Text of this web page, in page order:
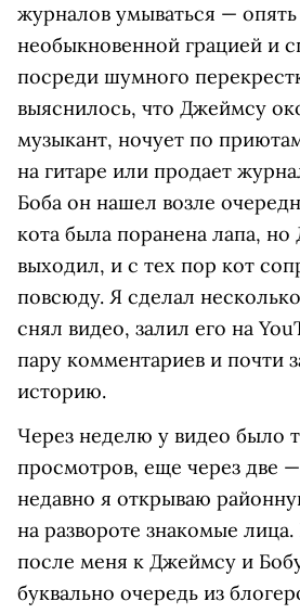
журналов умываться —
необыкновенной грацией и
посреди шумного
выяснилось, что Джеймсу
музыкант, ночует по
на гитаре или продает
Боба он нашел возле
кота была поранена лапа,
выходил, и с тех пор кот
повсюду. Я сделал
снял видео, залил его на
пару комментариев и почти
историю.
Через неделю у видео было
просмотров, еще через две
недавно я открываю
на развороте знакомые
после меня к Джеймсу и
буквально очередь из